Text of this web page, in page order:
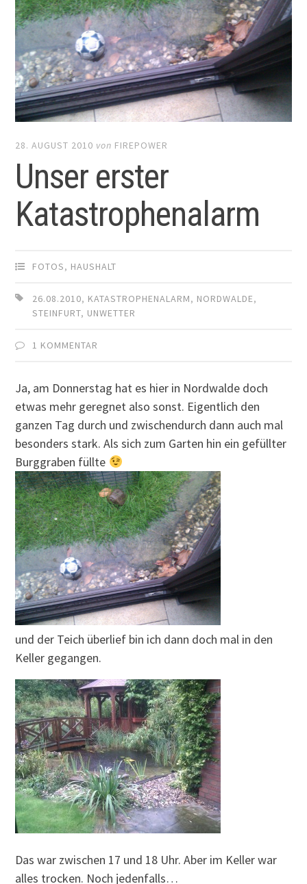
28. AUGUST 2010 von FIREPOWER
Unser erster
Katastrophenalarm
FOTOS, HAUSHALT
26.08.2010, KATASTROPHENALARM, NORDWALDE,
STEINFURT, UNWETTER
1 KOMMENTAR
Ja, am Donnerstag hat es hier in Nordwalde doch
etwas mehr geregnet also sonst. Eigentlich den
ganzen Tag durch und zwischendurch dann auch mal
besonders stark. Als sich zum Garten hin ein gefüllter
Burggraben füllte
und der Teich überlief bin ich dann doch mal in den
Keller gegangen.
Das war zwischen 17 und 18 Uhr. Aber im Keller war
alles trocken. Noch jedenfalls…